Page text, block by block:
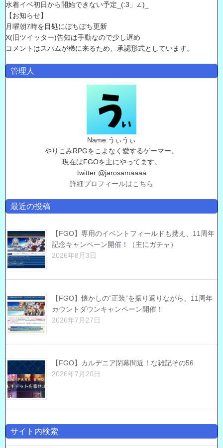
水着イベ初日から開始できない予定_(:3」∠)_
【お知らせ】
月曜朝7時を目処にぼちぼち更新
X(旧ツイッター)告知は手動なので少し遅め
コメントはスパムが稀に来るため、承認形式としています。
管理人
Name:うぃうぃ
やりこみRPGをこよなく愛するゲーマー。
現在はFGOを主にやってます。
twitter:@jarosamaaaa
詳細プロフィールはこちら
最近の投稿
【FGO】専用のイベントフィールドも携え、11周年
記念キャンペーン開催！（主にガチャ）
2026年8月3日
【FGO】懐かしの”正装”を振り返りながら、11周年
カウントダウンキャンペーン開催！
2026年7月27日
【FGO】カルデニア閉幕間近！な雑記その56
2026年7月20日
サイト内検索